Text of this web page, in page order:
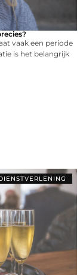
vaak een periode
is het belangrijk